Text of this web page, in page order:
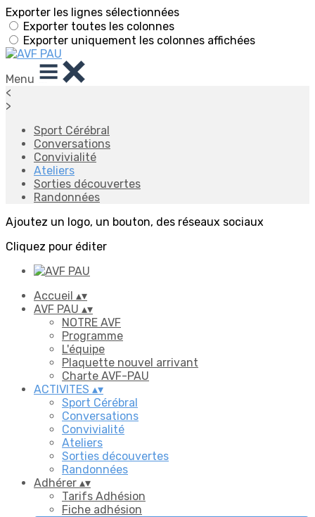
Exporter les lignes sélectionnées
Exporter toutes les colonnes
Exporter uniquement les colonnes affichées
Menu
<
>
Sport Cérébral
Conversations
Convivialité
Ateliers
Sorties découvertes
Randonnées
Ajoutez un logo, un bouton, des réseaux sociaux
Cliquez pour éditer
Accueil ▴▾
AVF PAU ▴▾
NOTRE AVF
Programme
L'équipe
Plaquette nouvel arrivant
Charte AVF-PAU
ACTIVITES ▴▾
Sport Cérébral
Conversations
Convivialité
Ateliers
Sorties découvertes
Randonnées
Adhérer ▴▾
Tarifs Adhésion
Fiche adhésion